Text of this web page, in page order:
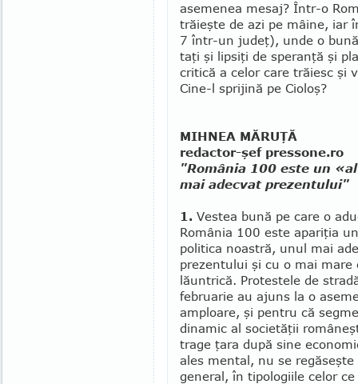
asemenea mesaj? Într-o
trăieşte de azi pe mâine, iar
7 într-un ju­deţ), unde o
taţi şi lipsiţi de speranţă şi
critică a celor care trăiesc şi
Cine-l sprijină pe Cioloş?
MIHNEA MĂRUŢĂ
redactor-şef pressone.ro
"România 100 este un
mai adecvat prezentului"
1. Vestea bună pe care o
Ro­mânia 100 este apariţia
politica noastră, unul mai
prezentului şi cu o mai mare
lăuntrică. Protestele de
februarie au ajuns la o
amploare, şi pentru că
dinamic al societăţii
trage ţara după sine
ales mental, nu se
general, în tipologiile celor